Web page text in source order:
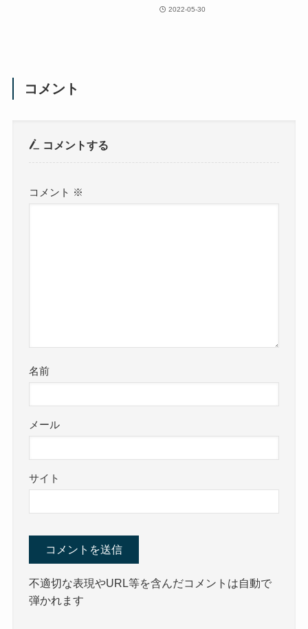
2022-05-30
コメント
コメントする
コメント ※
名前
メール
サイト
不適切な表現やURL等を含んだコメントは自動で
弾かれます